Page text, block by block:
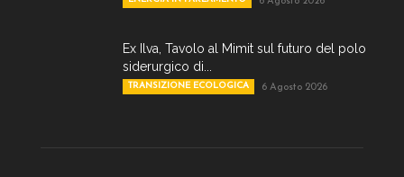
Ex Ilva, Tavolo al Mimit sul futuro del polo
siderurgico di...
TRANSIZIONE ECOLOGICA 6 Agosto 2026